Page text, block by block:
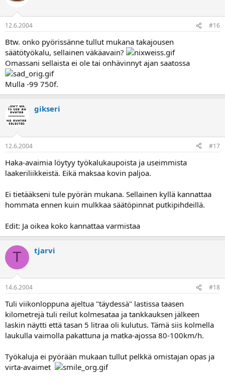
12.6.2004 #16
Btw. onko pyörissänne tullut mukana takajousen
säätötyökalu, sellainen väkäavain?
Omassani sellaista ei ole tai onhävinnyt ajan saatossa
Mulla -99 750f.
gikseri
12.6.2004 #17
Haka-avaimia löytyy työkalukaupoista ja useimmista
laakeriliikkeistä. Eikä maksaa kovin paljoa.
Ei tietääkseni tule pyörän mukana. Sellainen kyllä kannattaa
hommata ennen kuin mulkkaa säätöpinnat putkipihdeillä.
Edit: Ja oikea koko kannattaa varmistaa
T tjarvi
14.6.2004 #18
Tuli viikonloppuna ajeltua "täydessä" lastissa taasen
kilometrejä tuli reilut kolmesataa ja tankkauksen jälkeen
laskin näytti että tasan 5 litraa oli kulutus. Tämä siis kolmella
laukulla vaimolla pakattuna ja matka-ajossa 80-100km/h.
Työkaluja ei pyörään mukaan tullut pelkkä omistajan opas ja
virta-avaimet